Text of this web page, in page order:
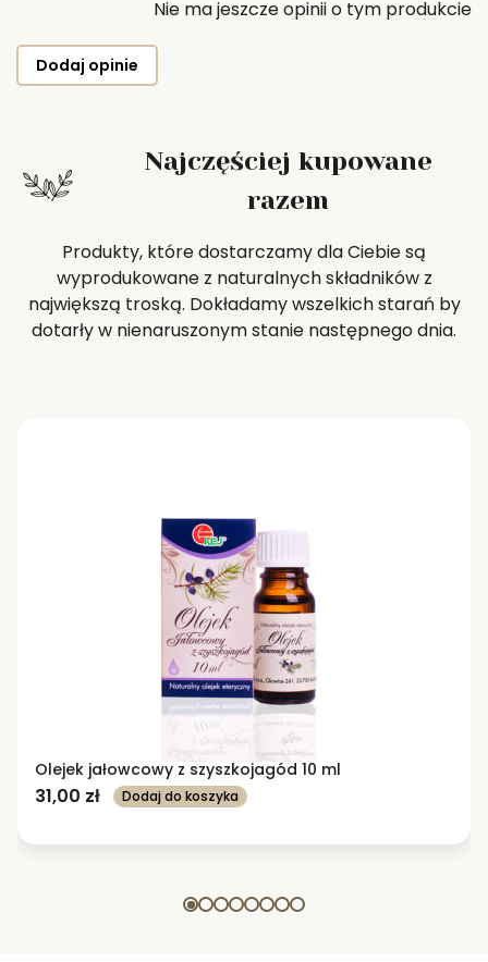
Nie ma jeszcze opinii o tym produkcie
Dodaj opinie
Najczęściej kupowane
razem
Produkty, które dostarczamy dla Ciebie są
wyprodukowane z naturalnych składników z
największą troską. Dokładamy wszelkich starań by
dotarły w nienaruszonym stanie następnego dnia.
Olejek jałowcowy z szyszkojagód 10 ml
31,00 zł Dodaj do koszyka